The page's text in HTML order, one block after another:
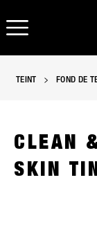
OUVRIR LA
TEINT FOND DE
CLEAN
SKIN